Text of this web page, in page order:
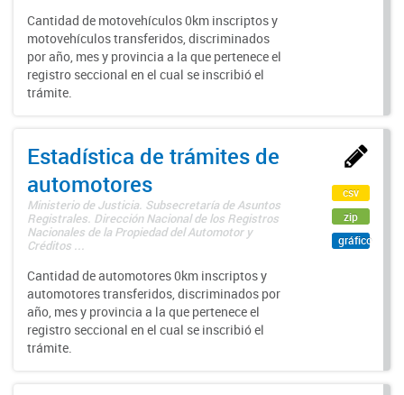
Cantidad de motovehículos 0km inscriptos y
motovehículos transferidos, discriminados
por año, mes y provincia a la que pertenece el
registro seccional en el cual se inscribió el
trámite.
Estadística de trámites de
automotores
Ministerio de Justicia. Subsecretaría de Asuntos
Registrales. Dirección Nacional de los Registros
Nacionales de la Propiedad del Automotor y
Créditos ...
Cantidad de automotores 0km inscriptos y
automotores transferidos, discriminados por
año, mes y provincia a la que pertenece el
registro seccional en el cual se inscribió el
trámite.
csv
zip
gráfico